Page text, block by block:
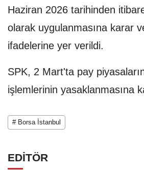
Haziran 2026 tarihinden
olarak uygulanmasına karar
ifadelerine yer verildi.
SPK, 2 Mart'ta pay
işlemlerinin yasaklanmasına
# Borsa İstanbul
EDİTÖR